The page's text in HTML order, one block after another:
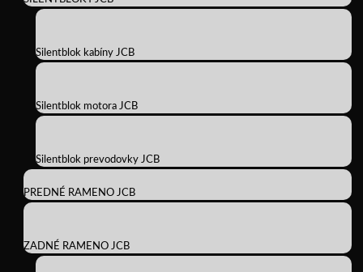
Silentblok kabíny JCB
Silentblok motora JCB
Silentblok prevodovky JCB
PREDNÉ RAMENO JCB
ZADNÉ RAMENO JCB